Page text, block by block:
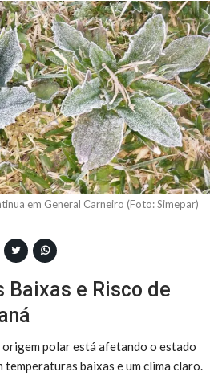
em General Carneiro (Foto: Simepar)
Baixas e Risco de
origem polar está afetando o estado
temperaturas baixas e um clima claro.